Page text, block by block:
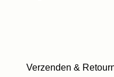
Verzenden &